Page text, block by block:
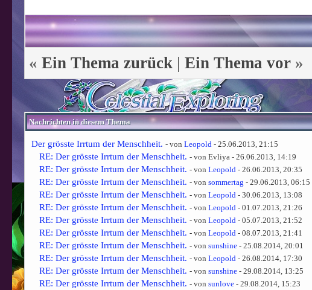
« Ein Thema zurück | Ein Thema vor »
Nachrichten in diesem Thema
Der grösste Irrtum der Menschheit. - von Leopold - 25.06.2013, 21:15
RE: Der grösste Irrtum der Menschheit. - von Evliya - 26.06.2013, 14:19
RE: Der grösste Irrtum der Menschheit. - von Leopold - 26.06.2013, 20:35
RE: Der grösste Irrtum der Menschheit. - von sommertag - 29.06.2013, 06:15
RE: Der grösste Irrtum der Menschheit. - von Leopold - 30.06.2013, 13:08
RE: Der grösste Irrtum der Menschheit. - von Leopold - 01.07.2013, 21:26
RE: Der grösste Irrtum der Menschheit. - von Leopold - 05.07.2013, 21:52
RE: Der grösste Irrtum der Menschheit. - von Leopold - 08.07.2013, 21:41
RE: Der grösste Irrtum der Menschheit. - von sunshine - 25.08.2014, 20:01
RE: Der grösste Irrtum der Menschheit. - von Leopold - 26.08.2014, 17:30
RE: Der grösste Irrtum der Menschheit. - von sunshine - 29.08.2014, 13:25
RE: Der grösste Irrtum der Menschheit. - von sunlove - 29.08.2014, 15:23